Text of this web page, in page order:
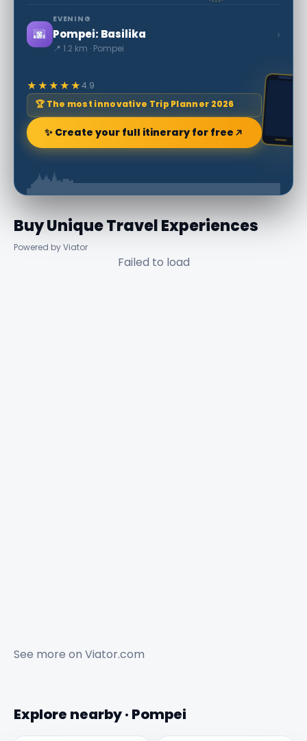
🌆
EVENING
Pompei: Basilika
📍 1.2 km · Pompei
›
★★★★★4.9
🏆 The most innovative Trip Planner 2026
✨ Create your full itinerary for free
Buy Unique Travel Experiences
Powered by Viator
Failed to load
See more on Viator.com
Explore nearby · Pompei